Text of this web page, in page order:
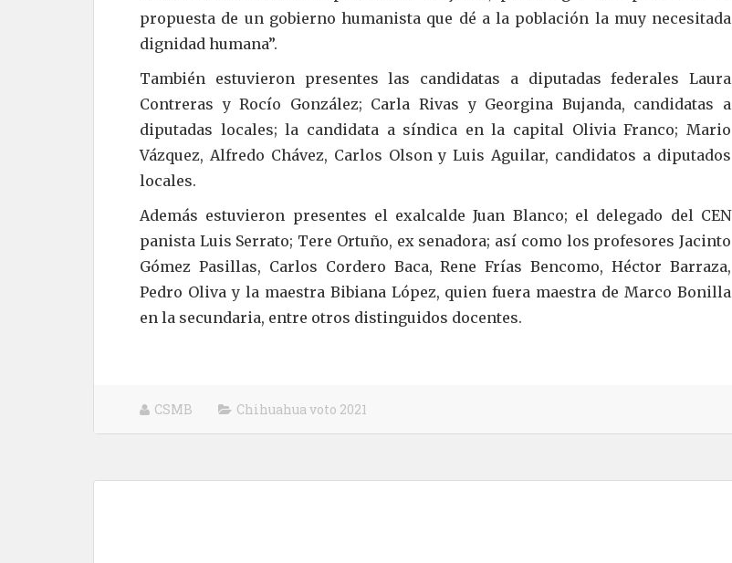
propuesta de un gobierno humanista que dé a la población la muy necesitada
dignidad humana”.
También estuvieron presentes las candidatas a diputadas federales Laura
Contreras y Rocío González; Carla Rivas y Georgina Bujanda, candidatas a
diputadas locales; la candidata a síndica en la capital Olivia Franco; Mario
Vázquez, Alfredo Chávez, Carlos Olson y Luis Aguilar, candidatos a diputados
locales.
Además estuvieron presentes el exalcalde Juan Blanco; el delegado del CEN
panista Luis Serrato; Tere Ortuño, ex senadora; así como los profesores Jacinto
Gómez Pasillas, Carlos Cordero Baca, Rene Frías Bencomo, Héctor Barraza,
Pedro Oliva y la maestra Bibiana López, quien fuera maestra de Marco Bonilla
en la secundaria, entre otros distinguidos docentes.
CSMB Chihuahua voto 2021